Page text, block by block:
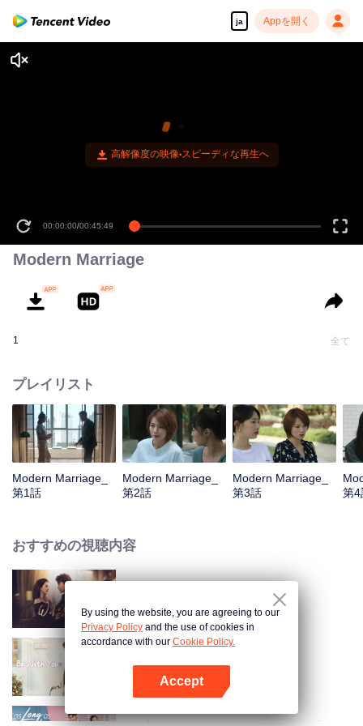
ja Appを開く
高解像度の映像•スピーディな再生へ
00:00:00/00:45:49
Modern Marriage
1 全て
プレイリスト
Modern Marriage_
第1話
Modern Marriage_
第2話
Modern Marriage_
第3話
第4
おすすめの視聴内容
Be With You
By using the website, you are agreeing to our
Privacy Policy and the use of cookies in
accordance with our Cookie Policy.
Accept